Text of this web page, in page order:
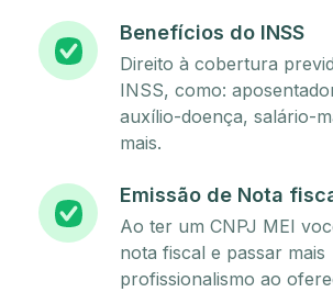
Benefícios do INSS
Direito à cobertura
INSS, como:
auxílio-doença, salário-
mais.
Emissão de Nota
Ao ter um CNPJ MEI
nota fiscal e passar mais
profissionalismo ao